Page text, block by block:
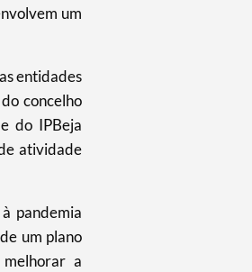
um
entidades
concelho
do IPBeja
atividade
pandemia
um plano
a